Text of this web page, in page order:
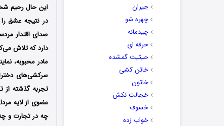
جیران
چهره شو
چیدمانه
حرفه ای
حیثیت گمشده
خائن کشی
خاتون
خجالت نکش
خسوف
خواب زده
این حال رحیم
در نتیجه عشق را
صدای اقتدار
دارد که تلاش
مادر محبوبه،
سرکشی‌های
تجربه‌ گذشته از
عضوی از لایه‌
چه در تجارت و